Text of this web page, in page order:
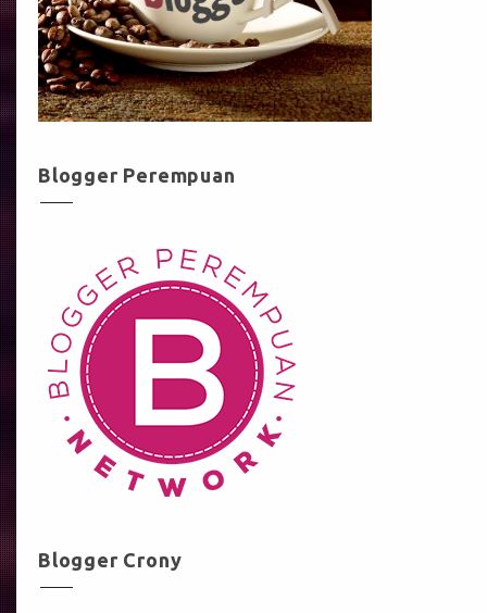
Blogger Perempuan
Blogger Crony